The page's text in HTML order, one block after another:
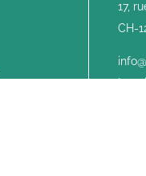
17,
CH-